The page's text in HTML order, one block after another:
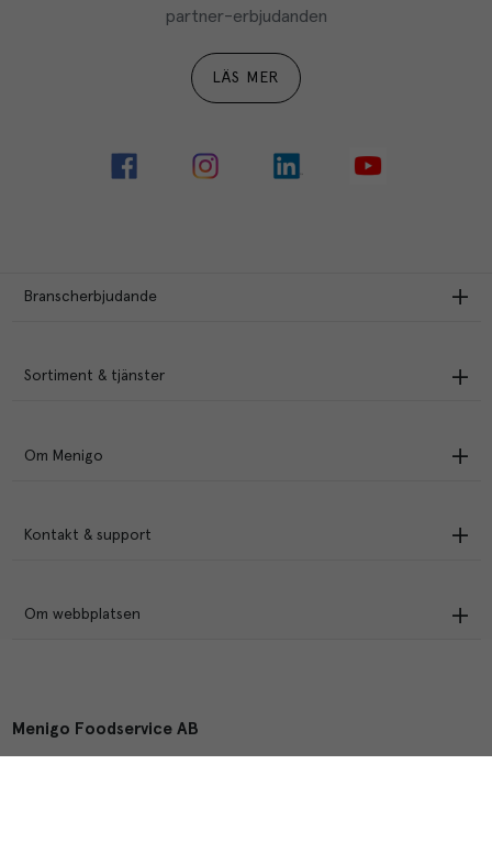
partner-erbjudanden
LÄS MER
Branscherbjudande
Sortiment & tjänster
Om Menigo
Kontakt & support
Om webbplatsen
Menigo Foodservice AB